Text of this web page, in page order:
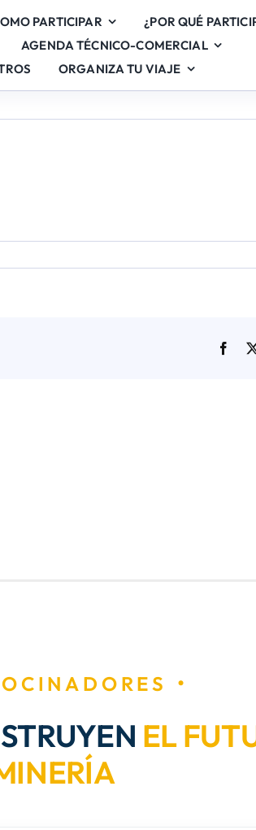
PARTICIPAR
¿POR QUÉ
AGENDA TÉCNICO-COMERCIAL
ORGANIZA TU VIAJE
EL